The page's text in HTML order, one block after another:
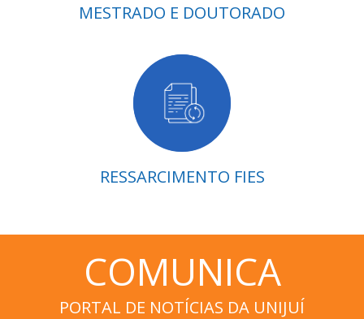
MESTRADO E DOUTORADO
RESSARCIMENTO FIES
COMUNICA
PORTAL DE NOTÍCIAS DA UNIJUÍ